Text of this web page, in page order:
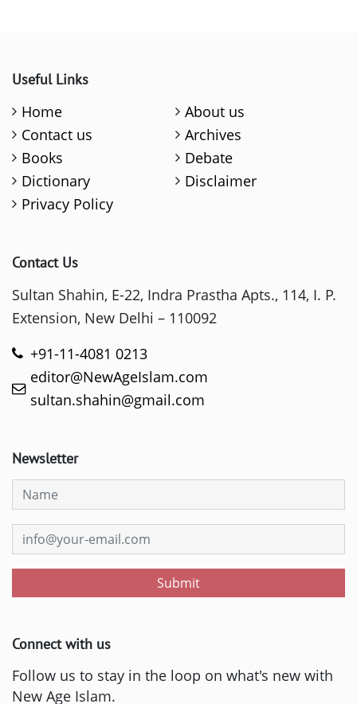
Useful Links
Home
About us
Contact us
Archives
Books
Debate
Dictionary
Disclaimer
Privacy Policy
Contact Us
Sultan Shahin, E-22, Indra Prastha Apts., 114, I. P.
Extension, New Delhi – 110092
+91-11-4081 0213
editor@NewAgeIslam.com
sultan.shahin@gmail.com
Newsletter
Submit
Connect with us
Follow us to stay in the loop on what's new with
New Age Islam.